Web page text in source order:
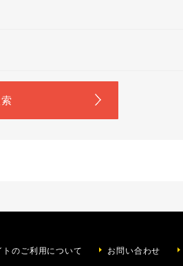
トのご利用について お問い合わせ